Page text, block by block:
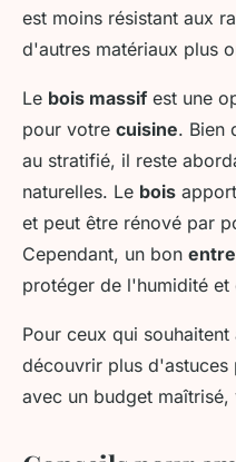
est moins résistant aux
d'autres matériaux plus
Le bois massif est une
pour votre cuisine. Bien
au stratifié, il reste
naturelles. Le bois
et peut être rénové par
Cependant, un bon
protéger de l'humidité et
Pour ceux qui
découvrir plus d'astuces
avec un budget maîtrisé,